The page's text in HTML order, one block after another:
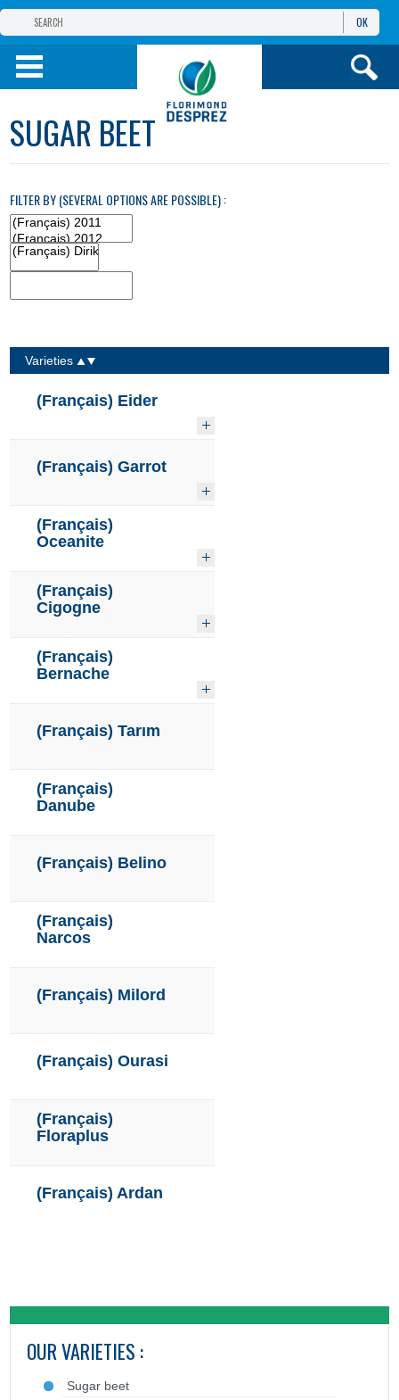
(FRANÇAIS) GROUPE FLORIMOND
(FRANÇAIS) PRODUITS
BILGI VEHIZMETLER
OK
SUGAR BEET
FILTER BY (SEVERAL OPTIONS ARE POSSIBLE) :
Varieties
(Français) Eider
(Français) Garrot
(Français)
Oceanite
(Français)
Cigogne
(Français)
Bernache
(Français) Tarım
(Français)
Danube
(Français) Belino
(Français)
Narcos
(Français) Milord
(Français) Ourasi
(Français)
Floraplus
(Français) Ardan
OUR VARIETIES :
Sugar beet